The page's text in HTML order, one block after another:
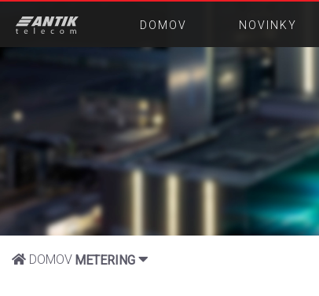
DOMOV NOVINKY
DOMOV METERING